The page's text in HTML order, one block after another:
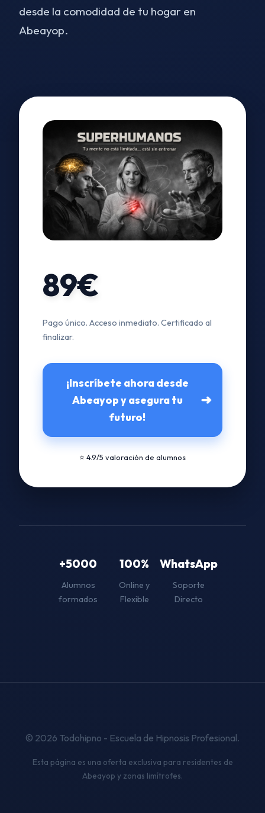
desde la comodidad de tu hogar en
Abeayop.
89€
Pago único. Acceso inmediato. Certificado al
finalizar.
¡Inscríbete ahora desde
Abeayop y asegura tu
futuro!
➜
⭐ 4.9/5 valoración de alumnos
+5000
Alumnos
formados
100%
Online y
Flexible
WhatsApp
Soporte
Directo
© 2026 Todohipno - Escuela de Hipnosis Profesional.
Esta página es una oferta exclusiva para residentes de
Abeayop y zonas limítrofes.